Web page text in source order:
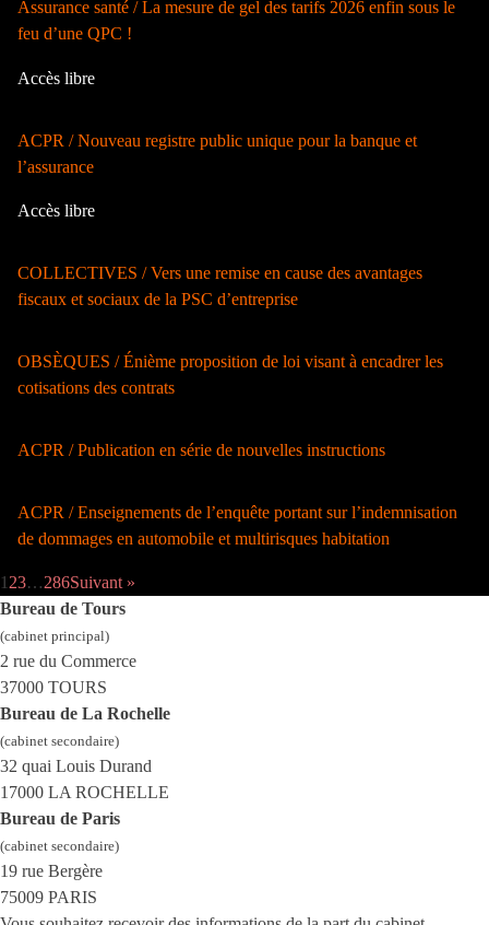
Assurance santé / La mesure de gel des tarifs 2026 enfin sous le
feu d’une QPC !
Accès libre
ACPR / Nouveau registre public unique pour la banque et
l’assurance
Accès libre
COLLECTIVES / Vers une remise en cause des avantages
fiscaux et sociaux de la PSC d’entreprise
OBSÈQUES / Énième proposition de loi visant à encadrer les
cotisations des contrats
ACPR / Publication en série de nouvelles instructions
ACPR / Enseignements de l’enquête portant sur l’indemnisation
de dommages en automobile et multirisques habitation
123…286Suivant »
Bureau de Tours
(cabinet principal)
2 rue du Commerce
37000 TOURS
Bureau de La Rochelle
(cabinet secondaire)
32 quai Louis Durand
17000 LA ROCHELLE
Bureau de Paris
(cabinet secondaire)
19 rue Bergère
75009 PARIS